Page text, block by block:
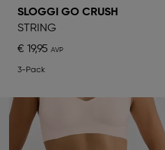
SLOGGI GO CRUSH
STRING
€ 19,95
3-Pack